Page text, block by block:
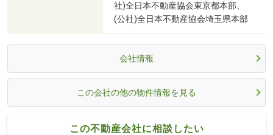
社)全日本不動産協会東京都本部、
(公社)全日本不動産協会埼玉県本部
会社情報
この会社の他の物件情報を見る
この不動産会社に相談したい